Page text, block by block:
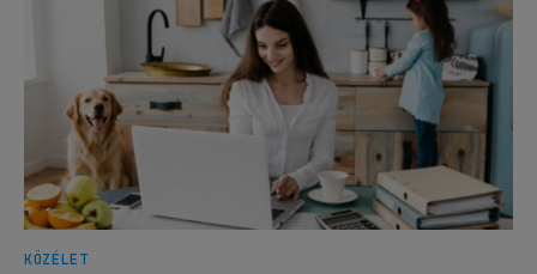
KÖZÉLET